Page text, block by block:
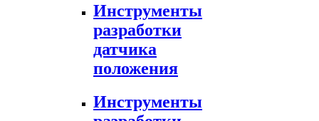
Инструменты
разработки
датчика
положения
Инструменты